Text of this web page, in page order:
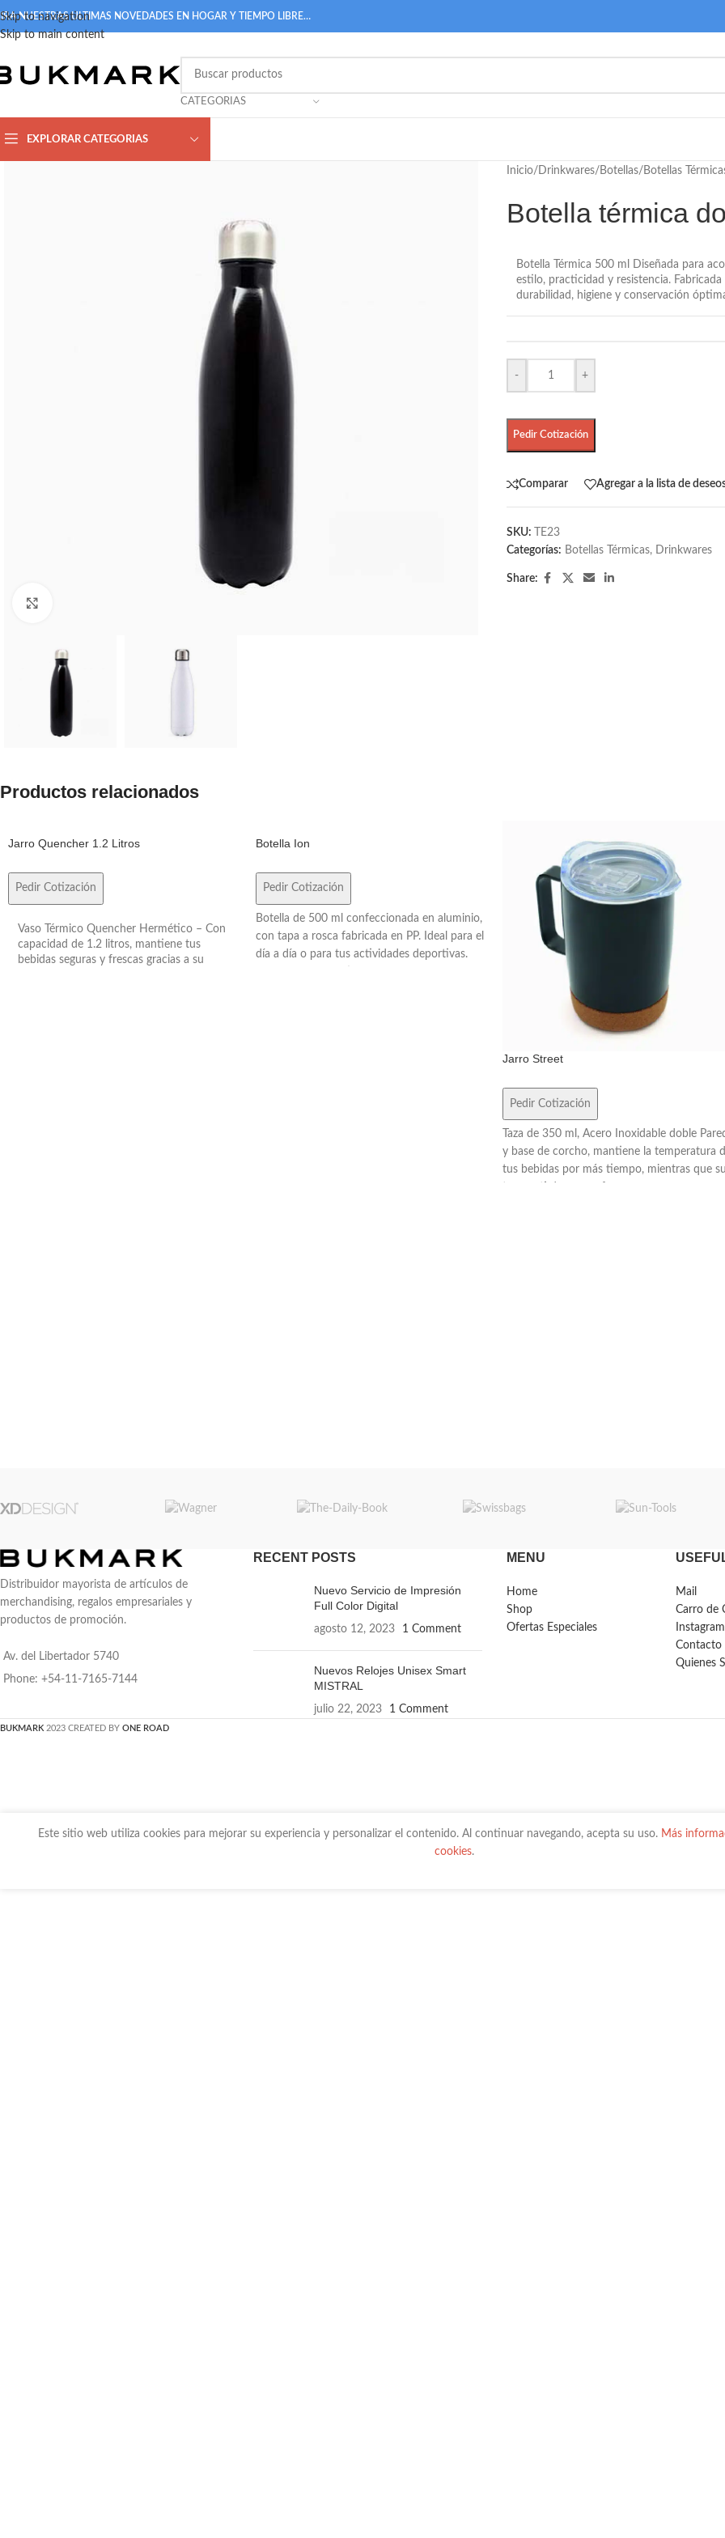
Skip to navigation
Skip to main content
NUESTRAS ULTIMAS NOVEDADES EN HOGAR Y TIEMPO LIBRE…
CATEGORIAS
EXPLORAR CATEGORIAS
Inicio/ Drinkwares/ Botellas/ Botellas
Botella térmica
Botella Térmica 500 ml Diseñada para
estilo, practicidad y resistencia.
durabilidad, higiene y conservación
- +
Pedir Cotización
Comparar Agregar a la lista de
SKU:
TE23
Categorías: Botellas Térmicas, Drinkwares
Share:
Productos relacionados
Jarro Quencher 1.2 Litros
Pedir Cotización
Vaso Térmico Quencher Hermético – Con
capacidad de 1.2 litros, mantiene tus
bebidas seguras y frescas gracias a su
Botella Ion
Pedir Cotización
Botella de 500 ml confeccionada en aluminio,
con tapa a rosca fabricada en PP. Ideal para el
día a día o para tus actividades deportivas.
Jarro Street
Pedir Cotización
Taza de 350 ml, Acero Inoxidable doble
y base de corcho, mantiene la temperatura
tus bebidas por más tiempo, mientras que su
Distribuidor mayorista de artículos de
merchandising, regalos empresariales y
productos de promoción.
Av. del Libertador 5740
Phone: +54-11-7165-7144
RECENT POSTS
Nuevo Servicio de Impresión
Full Color Digital
agosto 12, 2023 1 Comment
Nuevos Relojes Unisex Smart
MISTRAL
julio 22, 2023 1 Comment
MENU
Home
Shop
Ofertas Especiales
Mail
Carro de
Instagram
Contacto
Quienes
BUKMARK 2023 CREATED BY ONE ROAD
Este sitio web utiliza cookies para mejorar su experiencia y personalizar el contenido. Al continuar navegando, acepta su uso. Más
cookies.